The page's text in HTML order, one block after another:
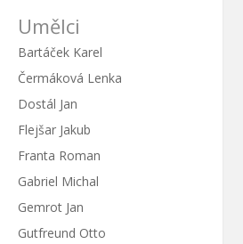
Umělci
Bartáček Karel
Čermáková Lenka
Dostál Jan
Flejšar Jakub
Franta Roman
Gabriel Michal
Gemrot Jan
Gutfreund Otto